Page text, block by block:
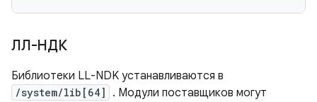
ЛЛ-НДК
Библиотеки LL-NDK устанавливаются в
/system/lib[64]
. Модули поставщиков могут